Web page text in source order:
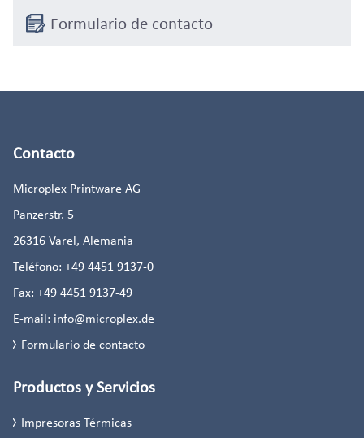
Formulario de contacto
Contacto
Microplex Printware AG
Panzerstr. 5
26316 Varel, Alemania
Teléfono: +49 4451 9137-0
Fax: +49 4451 9137-49
E-mail: info@microplex.de
Formulario de contacto
Productos y Servicios
Impresoras Térmicas